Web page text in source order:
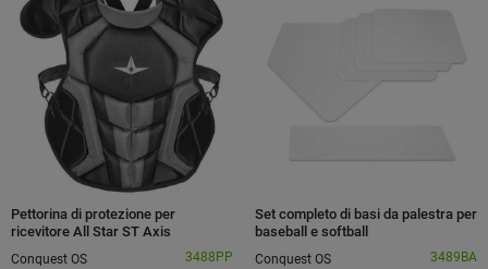
Pettorina di protezione per
ricevitore All Star ST Axis
Conquest OS 3488PP
Set completo di basi da palestra per
baseball e softball
Conquest OS
3489BA